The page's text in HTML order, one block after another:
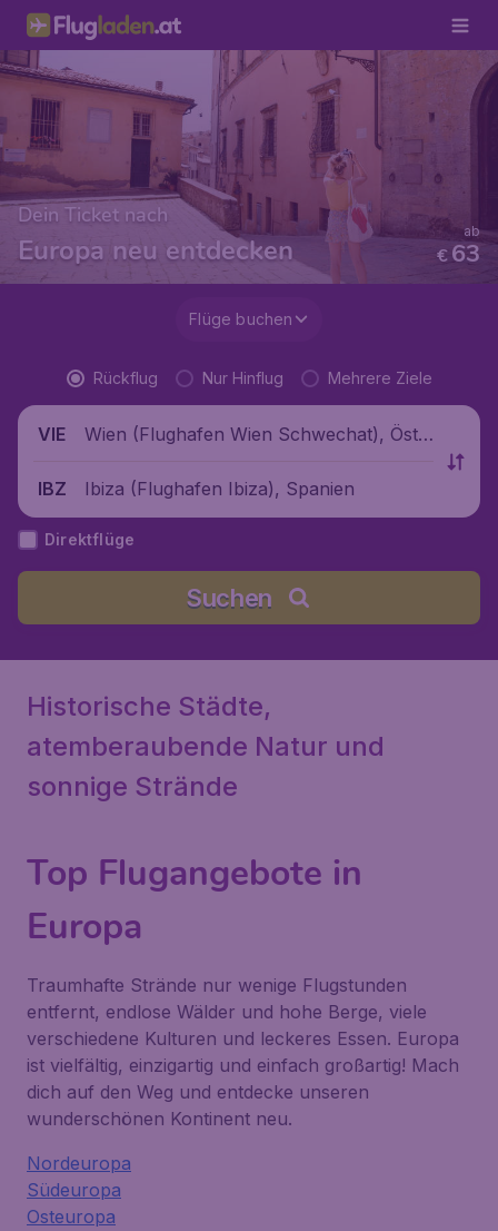
Dein Ticket nach
Europa neu entdecken €63
ab
Flüge buchen
Rückflug Nur Hinflug Mehrere Ziele
VIE
Wien (Flughafen Wien Schwechat), Öste
IBZ
Ibiza (Flughafen Ibiza), Spanien
Direktflüge
Suchen
Historische Städte,
atemberaubende Natur und
sonnige Strände
Top Flugangebote in
Europa
Traumhafte Strände nur wenige Flugstunden
entfernt, endlose Wälder und hohe Berge, viele
verschiedene Kulturen und leckeres Essen. Europa
ist vielfältig, einzigartig und einfach großartig! Mach
dich auf den Weg und entdecke unseren
wunderschönen Kontinent neu.
Nordeuropa
Südeuropa
Osteuropa